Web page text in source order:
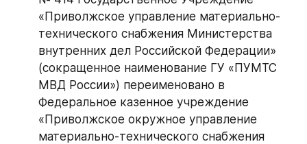
«Приволжское управление материально-
технического снабжения Министерства
внутренних дел Российской Федерации»
(сокращенное наименование ГУ «ПУМТС
МВД России») переименовано в
Федеральное казенное учреждение
«Приволжское окружное управление
материально-технического снабжения